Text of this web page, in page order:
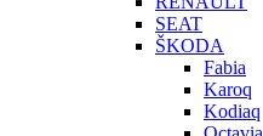
SEAT
ŠKODA
Fabia
Karoq
Kodiaq